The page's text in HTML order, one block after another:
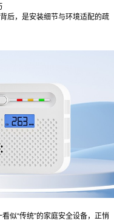
后，是安装细节与环境适配的疏
似“传统”的家庭安全设备，正悄